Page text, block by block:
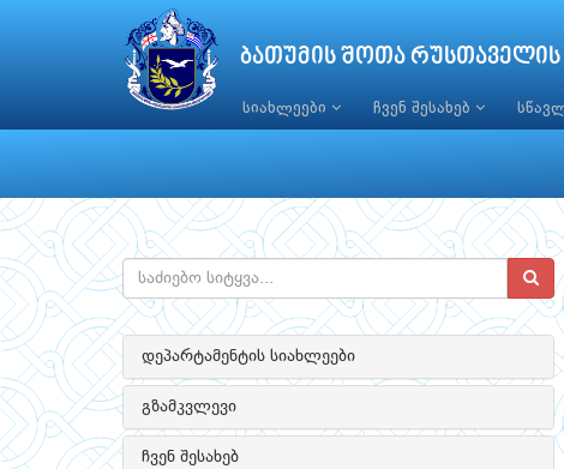
ბათუმის შოთა
სიახლეები ჩვენ შესახებ
დეპარტამენტის სიახლეები
გზამკვლევი
ჩვენ შესახებ